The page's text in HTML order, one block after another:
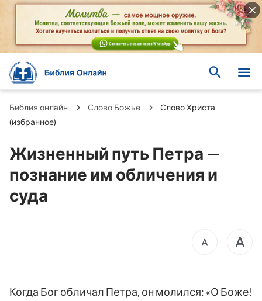
Библия онлайн Слово Божье
Слово Христа
(избранное)
Жизненный путь Петра —
познание им обличения и
суда
Когда Бог обличал Петра, он молился: «О Боже!